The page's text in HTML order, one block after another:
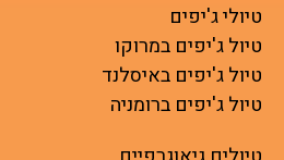
טיולי ג'יפים
טיול ג'יפים במרוקו
טיול ג'יפים באיסלנד
טיול ג'יפים ברומניה